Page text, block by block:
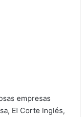
empresas
El Corte Inglés,